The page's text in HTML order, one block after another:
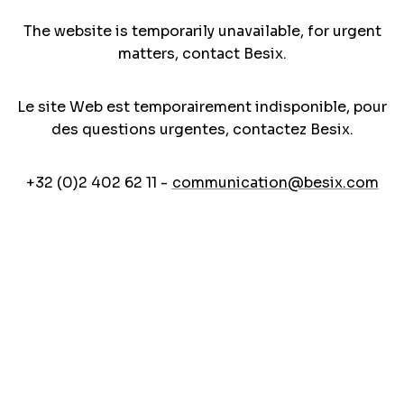
The website is temporarily unavailable, for urgent
matters, contact Besix.
Le site Web est temporairement indisponible, pour
des questions urgentes, contactez Besix.
+32 (0)2 402 62 11 - communication@besix.com